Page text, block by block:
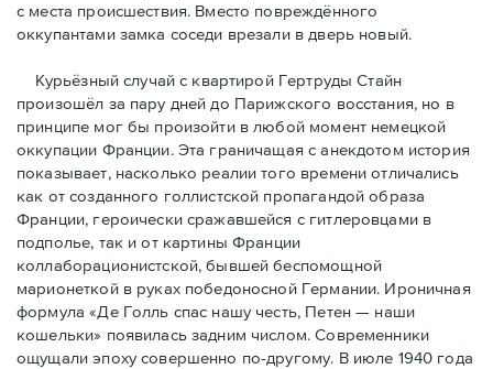
с места происшествия. Вместо повреждённого
оккупантами замка соседи врезали в дверь новый.
Курьёзный случай с квартирой Гертруды Стайн
произошёл за пару дней до Парижского восстания, но в
принципe мог бы произойти в любой момент немецкой
оккупации Франции. Эта граничащая с анекдотом история
показывает, насколько реалии того времени отличались
как от созданного голлистской пропагандой образа
Франции, героически сражавшейся с гитлеровцами в
подполье, так и от картины Франции
коллаборационистской, бывшей беспомощной
марионеткой в руках победоносной Германии. Ироничная
формула «Де Голль спас нашу честь, Петен — наши
кошельки» появилась задним числом. Современники
ощущали эпоху совершенно по-другому. В июле 1940 года